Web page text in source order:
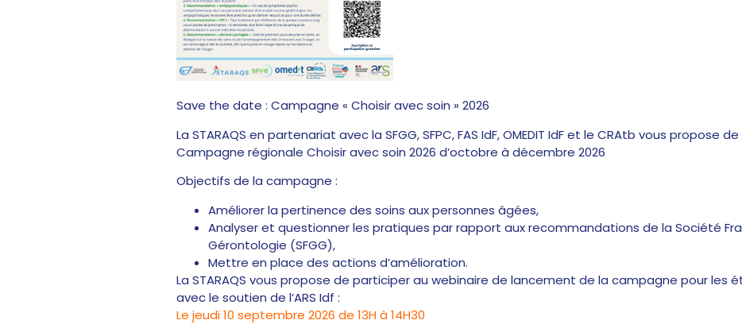
Save the date : Campagne « Choisir avec soin » 2026
La STARAQS en partenariat avec la SFGG, SFPC, FAS IdF, OMEDIT IdF et le CRAtb vous propose
Campagne régionale Choisir avec soin 2026 d’octobre à décembre 2026
Objectifs de la campagne :
Améliorer la pertinence des soins aux personnes âgées,
Analyser et questionner les pratiques par rapport aux recommandations de la Société
Gérontologie (SFGG),
Mettre en place des actions d’amélioration.
La STARAQS vous propose de participer au webinaire de lancement de la campagne pour les
avec le soutien de l’ARS Idf :
Le jeudi 10 septembre 2026 de 13H à 14H30